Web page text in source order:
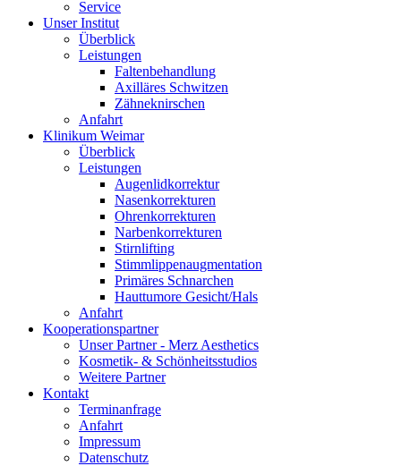
Service
Unser Institut
Überblick
Leistungen
Faltenbehandlung
Axilläres Schwitzen
Zähneknirschen
Anfahrt
Klinikum Weimar
Überblick
Leistungen
Augenlidkorrektur
Nasenkorrekturen
Ohrenkorrekturen
Narbenkorrekturen
Stirnlifting
Stimmlippenaugmentation
Primäres Schnarchen
Hauttumore Gesicht/Hals
Anfahrt
Kooperationspartner
Unser Partner - Merz Aesthetics
Kosmetik- & Schönheitsstudios
Weitere Partner
Kontakt
Terminanfrage
Anfahrt
Impressum
Datenschutz